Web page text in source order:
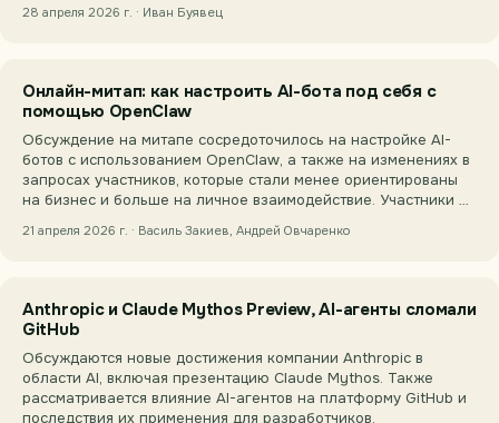
28 апреля 2026 г. · Иван Буявец
Онлайн-митап: как настроить AI-бота под себя с
помощью OpenClaw
Обсуждение на митапе сосредоточилось на настройке AI-
ботов с использованием OpenClaw, а также на изменениях в
запросах участников, которые стали менее ориентированы
на бизнес и больше на личное взаимодействие. Участники …
21 апреля 2026 г. · Василь Закиев, Андрей Овчаренко
Anthropic и Claude Mythos Preview, AI-агенты сломали
GitHub
Обсуждаются новые достижения компании Anthropic в
области AI, включая презентацию Claude Mythos. Также
рассматривается влияние AI-агентов на платформу GitHub и
последствия их применения для разработчиков.